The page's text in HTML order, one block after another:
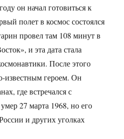
он начал готовиться к
полет в космос состоялся
провел там 108 минут в
и эта дата стала
После этого
известным героем. Он
где встречался с
27 марта 1968, но его
и других уголках